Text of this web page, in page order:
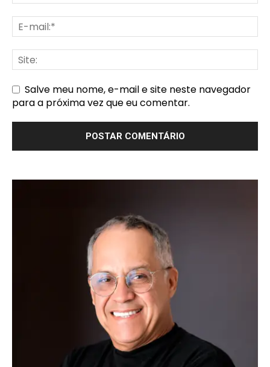
Salve meu nome, e-mail e site neste navegador
para a próxima vez que eu comentar.